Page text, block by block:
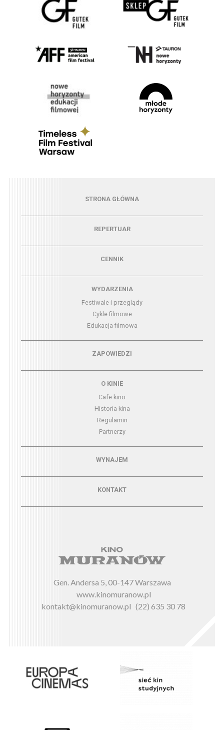
Menu - strona główna
STRONA GŁÓWNA
Menu - repertuarREPERTUAR
CENNIK
Menu - wydarzeniaWYDARZENIA
Festiwale i przeglądy
Cykle filmowe
Edukacja filmowa
Menu - zapowiedziZAPOWIEDZI
O KINIE
Cafe kino
Historia kina
Regulamin
Partnerzy
Menu - wynajemWYNAJEM
KONTAKT
Gen. Andersa 5, 00-147 Warszawa
www.kinomuranow.pl
kontakt@kinomuranow.pl (22) 635 30 78